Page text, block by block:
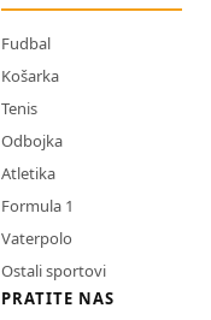
Fudbal
Košarka
Tenis
Odbojka
Atletika
Formula 1
Vaterpolo
Ostali sportovi
PRATITE NAS